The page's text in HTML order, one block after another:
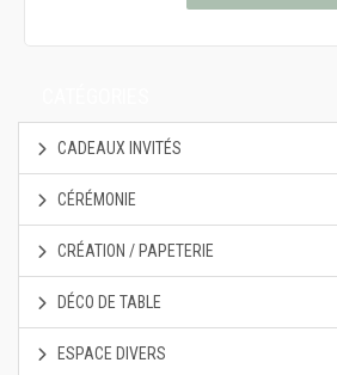
CADEAUX INVITÉS
CÉRÉMONIE
CRÉATION / PAPETERIE
DÉCO DE TABLE
ESPACE DIVERS